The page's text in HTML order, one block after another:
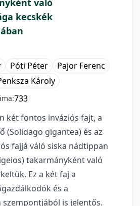
való
kecskék
Póti Péter
Pajor Ferenc
Károly
733
két fontos inváziós fajt, a
(Solidago gigantea) és az
fajjá váló siska nádtippan
takarmányként való
Ez a két faj a
és a
is jelentős.